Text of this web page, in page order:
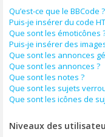
Qu’est-ce que le BBCode ?
Puis-je insérer du code
Que sont les émoticônes
Puis-je insérer des
Que sont les annonces
Que sont les annonces ?
Que sont les notes ?
Que sont les sujets
Que sont les icônes de
Niveaux des